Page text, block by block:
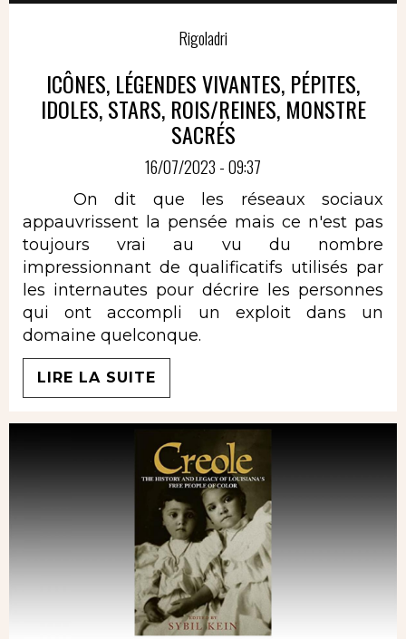
Rigoladri
ICÔNES, LÉGENDES VIVANTES, PÉPITES,
IDOLES, STARS, ROIS/REINES, MONSTRE
SACRÉS
16/07/2023 - 09:37
On dit que les réseaux sociaux
appauvrissent la pensée mais ce n'est pas
toujours vrai au vu du nombre
impressionnant de qualificatifs utilisés par
les internautes pour décrire les personnes
qui ont accompli un exploit dans un
domaine quelconque.
LIRE LA SUITE